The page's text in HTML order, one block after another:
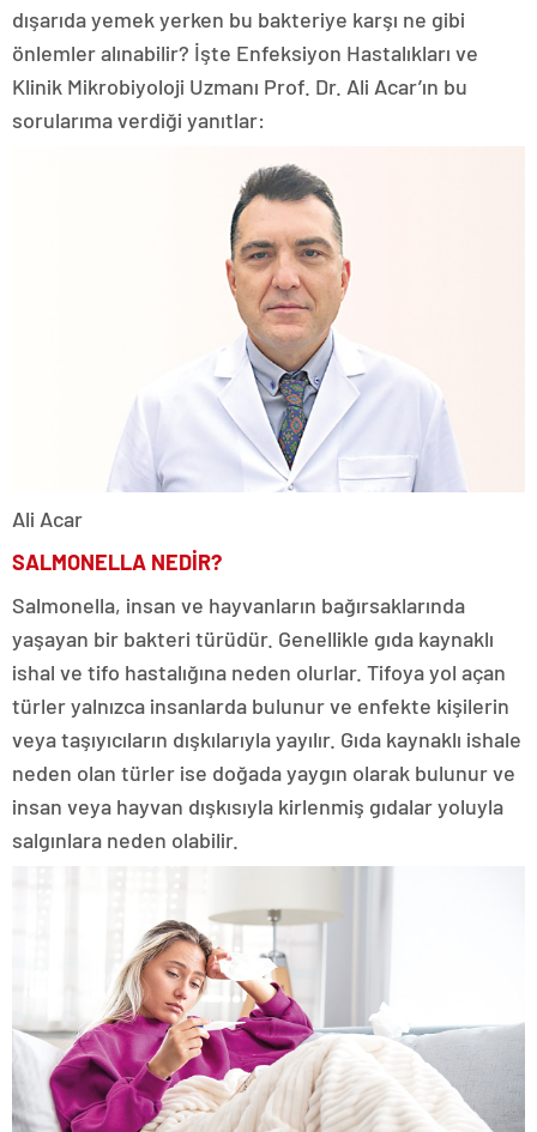
dışarıda yemek yerken bu bakteriye karşı ne gibi
önlemler alınabilir? İşte Enfeksiyon Hastalıkları ve
Klinik Mikrobiyoloji Uzmanı Prof. Dr. Ali Acar’ın bu
sorularıma verdiği yanıtlar:
Ali Acar
SALMONELLA NEDİR?
Salmonella, insan ve hayvanların bağırsaklarında
yaşayan bir bakteri türüdür. Genellikle gıda kaynaklı
ishal ve tifo hastalığına neden olurlar. Tifoya yol açan
türler yalnızca insanlarda bulunur ve enfekte kişilerin
veya taşıyıcıların dışkılarıyla yayılır. Gıda kaynaklı ishale
neden olan türler ise doğada yaygın olarak bulunur ve
insan veya hayvan dışkısıyla kirlenmiş gıdalar yoluyla
salgınlara neden olabilir.